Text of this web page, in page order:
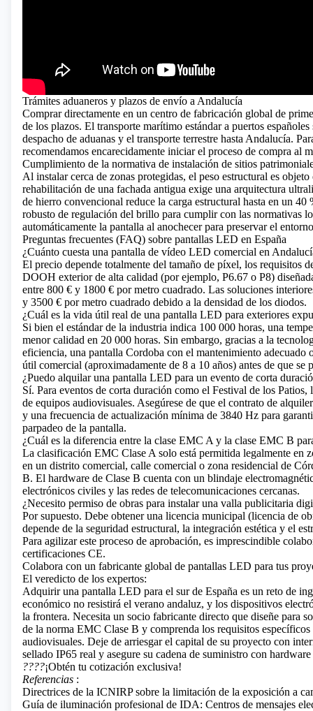
Trámites aduaneros y plazos de envío a Andalucía
Comprar directamente en un centro de fabricación global de
de los plazos. El transporte marítimo estándar a puertos
despacho de aduanas y el transporte terrestre hasta Andalucía.
recomendamos encarecidamente iniciar el proceso de compra al
Cumplimiento de la normativa de instalación de sitios
Al instalar cerca de zonas protegidas, el peso estructural es
rehabilitación de una fachada antigua exige una arquitectura
de hierro convencional reduce la carga estructural hasta en un
robusto de regulación del brillo para cumplir con las normativas
automáticamente la pantalla al anochecer para preservar el
Preguntas frecuentes (FAQ) sobre pantallas LED en España
¿Cuánto cuesta una pantalla de vídeo LED comercial en
El precio depende totalmente del tamaño de píxel, los requisitos
DOOH exterior de alta calidad (por ejemplo, P6.67 o P8)
entre 800 € y 1800 € por metro cuadrado. Las soluciones
y 3500 € por metro cuadrado debido a la densidad de los diodos.
¿Cuál es la vida útil real de una pantalla LED para exteriores
Si bien el estándar de la industria indica 100 000 horas, una
menor calidad en 20 000 horas. Sin embargo, gracias a la
eficiencia, una pantalla Cordoba con el mantenimiento
útil comercial (aproximadamente de 8 a 10 años) antes de que
¿Puedo alquilar una pantalla LED para un evento de corta
Sí. Para eventos de corta duración como el Festival de los
de equipos audiovisuales. Asegúrese de que el contrato de
y una frecuencia de actualización mínima de 3840 Hz para
parpadeo de la pantalla.
¿Cuál es la diferencia entre la clase EMC A y la clase EMC B
La clasificación EMC Clase A solo está permitida legalmente en
en un distrito comercial, calle comercial o zona residencial de
B. El hardware de Clase B cuenta con un blindaje
electrónicos civiles y las redes de telecomunicaciones cercanas.
¿Necesito permiso de obras para instalar una valla publicitaria
Por supuesto. Debe obtener una licencia municipal (licencia de
depende de la seguridad estructural, la integración estética y el
Para agilizar este proceso de aprobación, es imprescindible
certificaciones CE.
Colabora con un fabricante global de pantallas LED para tus
El veredicto de los expertos:
Adquirir una pantalla LED para el sur de España es un reto de
económico no resistirá el verano andaluz, y los dispositivos
la frontera. Necesita un socio fabricante directo que diseñe para
de la norma EMC Clase B y comprenda los requisitos
audiovisuales. Deje de arriesgar el capital de su proyecto con
sellado IP65 real y asegure su cadena de suministro con
????¡Obtén tu cotización exclusiva!
Referencias :
Directrices de la ICNIRP sobre la limitación de la exposición a
Guía de iluminación profesional de IDA: Centros de mensajes